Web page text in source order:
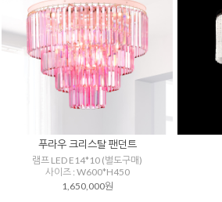
푸라우 크리스탈 팬던트
램프 LED E14*10 (별도구매)
사이즈 : W600*H450
1,650,000원